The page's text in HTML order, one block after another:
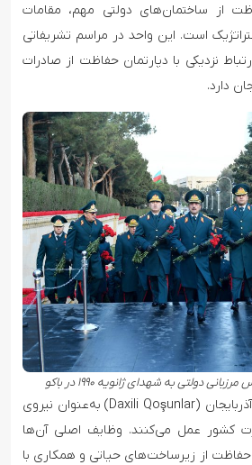
از ساختمان‌های دولتی مهم، مقامات
است. این واحد در مراسم تشریفاتی
نزدیکی با دپارتمان حفاظت از صادرات
دارد.
دولتی به شهدای ژانویه ۱۹۹۰ در باکو
نیروهای داخلی جمهوری آذربایجان (Daxili Qoşunlar) به‌عنوان نیروی
کشور عمل می‌کنند. وظایف اصلی آن‌ها
از زیرساخت‌های حیاتی و همکاری با